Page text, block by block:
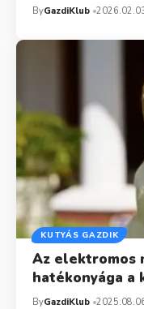
ByGazdiKlub
KUTYÁS GAZDIK
Az elektromos
hatékonyága a
ByGazdiKlub